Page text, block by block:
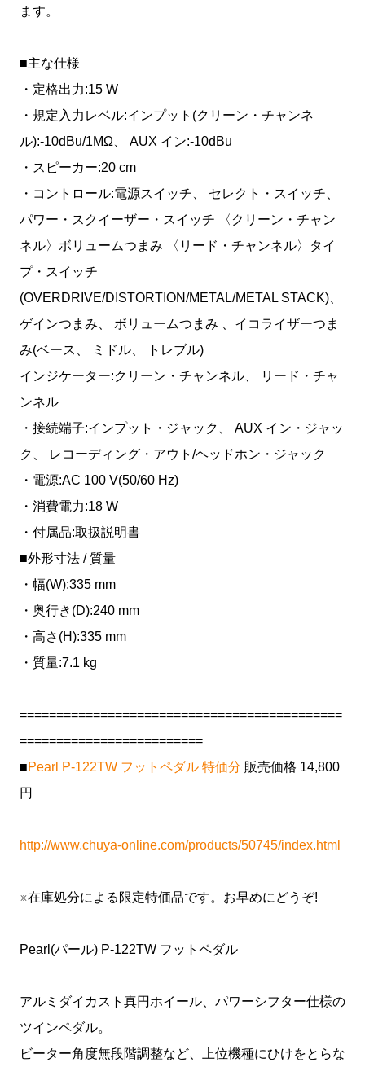
ます。
■主な仕様
・定格出力:15 W
・規定入力レベル:インプット(クリーン・チャンネ
ル):-10dBu/1MΩ、 AUX イン:-10dBu
・スピーカー:20 cm
・コントロール:電源スイッチ、 セレクト・スイッチ、
パワー・スクイーザー・スイッチ 〈クリーン・チャン
ネル〉ボリュームつまみ 〈リード・チャンネル〉タイ
プ・スイッチ
(OVERDRIVE/DISTORTION/METAL/METAL STACK)、
ゲインつまみ、 ボリュームつまみ 、イコライザーつま
み(ベース、 ミドル、 トレブル)
インジケーター:クリーン・チャンネル、 リード・チャ
ンネル
・接続端子:インプット・ジャック、 AUX イン・ジャッ
ク、 レコーディング・アウト/ヘッドホン・ジャック
・電源:AC 100 V(50/60 Hz)
・消費電力:18 W
・付属品:取扱説明書
■外形寸法 / 質量
・幅(W):335 mm
・奥行き(D):240 mm
・高さ(H):335 mm
・質量:7.1 kg
============================================
=========================
■Pearl P-122TW フットペダル 特価分 販売価格 14,800
円
http://www.chuya-online.com/products/50745/index.html
※在庫処分による限定特価品です。お早めにどうぞ!
Pearl(パール) P-122TW フットペダル
アルミダイカスト真円ホイール、パワーシフター仕様の
ツインペダル。
ビーター角度無段階調整など、上位機種にひけをとらな